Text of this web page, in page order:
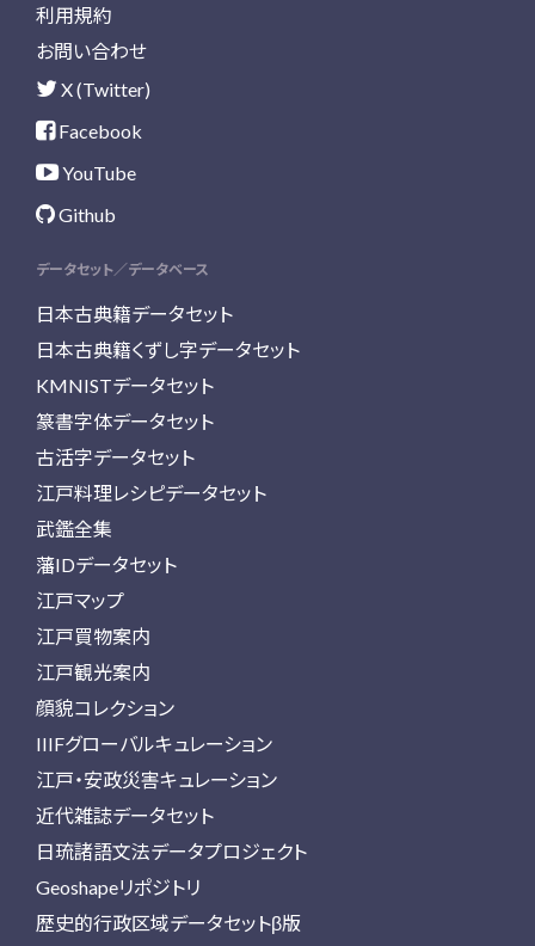
利用規約
お問い合わせ
X (Twitter)
Facebook
YouTube
Github
データセット／データベース
日本古典籍データセット
日本古典籍くずし字データセット
KMNISTデータセット
篆書字体データセット
古活字データセット
江戸料理レシピデータセット
武鑑全集
藩IDデータセット
江戸マップ
江戸買物案内
江戸観光案内
顔貌コレクション
IIIFグローバルキュレーション
江戸・安政災害キュレーション
近代雑誌データセット
日琉諸語文法データプロジェクト
Geoshapeリポジトリ
歴史的行政区域データセットβ版